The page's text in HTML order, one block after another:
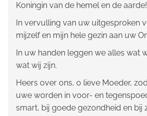
Koningin van de hemel en de aarde!
In vervulling van uw uitgesproken
mijzelf en mijn hele gezin aan uw
In uw handen leggen we alles wat
wat wij zijn.
Heers over ons, o lieve Moeder,
uwe worden in voor- en
smart, bij goede gezondheid en bij